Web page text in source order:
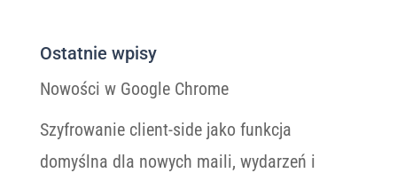
Ostatnie wpisy
Nowości w Google Chrome
Szyfrowanie client-side jako funkcja
domyślna dla nowych maili, wydarzeń i